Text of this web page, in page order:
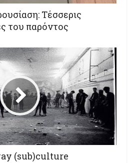
Τέσσερις
του παρόντος
(sub)culture